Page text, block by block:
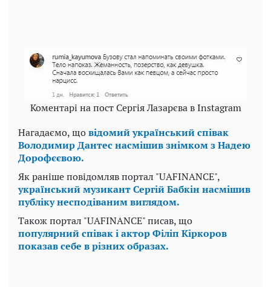
Коментарі на пост Сергія Лазарєва в Instagram
Нагадаємо, щовідомий український співак
Володимир Дантес насмішив знімком з Надею
Дорофєєвою.
Як раніше повідомляв портал "UAFINANCE",
український музикант Сергій Бабкін насмішив
публіку несподіваним виглядом.
Також портал "UAFINANCE" писав, що
популярний співак і актор Філіп Кіркоров
показав себе в різних образах.